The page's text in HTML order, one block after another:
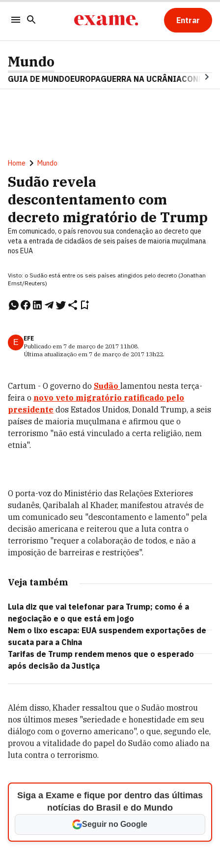
Entrar
Mundo
GUIA DE MUNDOEUROPAGUERRA NA UCRÂNIA
Home Mundo
Sudão revela
descontentamento com
decreto migratório de Trump
Em comunicado, o país renovou sua condenação ao decreto que
veta a entrada de cidadãos de seis países de maioria muçulmana
nos EUA
Visto: o Sudão está entre os seis países atingidos pelo decreto (Jonathan
Ernst/Reuters)
E
EFE
Publicado em 7 de março de 2017 11h08.
Última atualização em 7 de março de 2017 13h22.
Cartum - O governo do Sudão lamentou nesta terça-
feira o novo veto migratório ratificado pelo
presidente dos Estados Unidos, Donald Trump, a seis
países de maioria muçulmana e afirmou que o
terrorismo "não está vinculado a certa religião, nem
etnia".
O porta-voz do Ministério das Relações Exteriores
sudanês, Qaribalah al Khader, manifestou através de
um comunicado seu "descontamento e lamento" pela
decisão americana e reiterou que a luta contra o
terrorismo "requer a colaboração de todos, e não a
imposição de barreiras e restrições".
Veja também
Lula diz que vai telefonar para Trump; como é a
negociação e o que está em jogo
Nem o lixo escapa: EUA suspendem exportações de
sucata para a China
Tarifas de Trump rendem menos que o esperado
após decisão da Justiça
Além disso, Khader ressaltou que o Sudão mostrou
nos últimos meses "seriedade e honestidade em seu
diálogo com o governo americano", o que, segundo ele,
provou a vitalidade do papel do Sudão como aliado na
luta contra o terrorismo.
Siga a Exame e fique por dentro das últimas
notícias do Brasil e do Mundo
Seguir no Google